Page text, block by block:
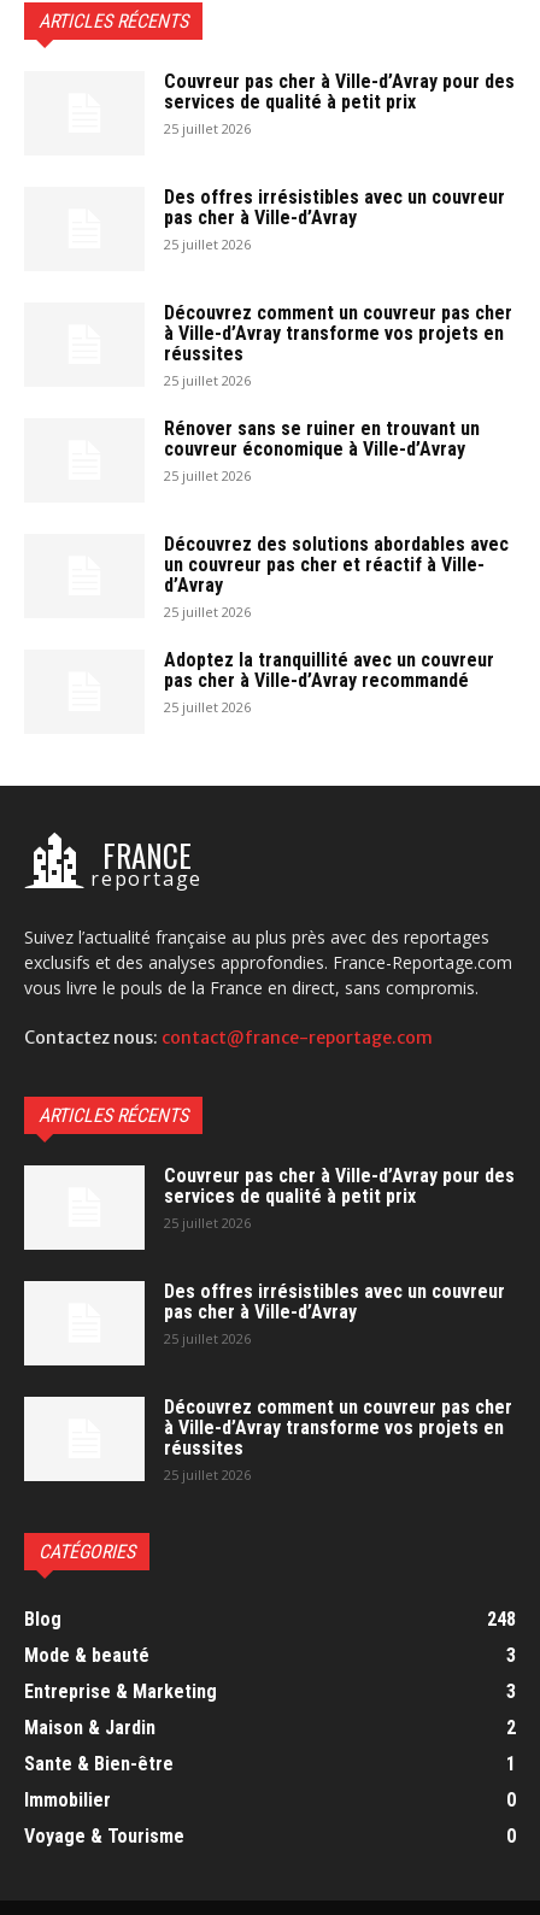
ARTICLES RÉCENTS
Couvreur pas cher à Ville-d’Avray pour des
services de qualité à petit prix
25 juillet 2026
Des offres irrésistibles avec un couvreur
pas cher à Ville-d’Avray
25 juillet 2026
Découvrez comment un couvreur pas cher
à Ville-d’Avray transforme vos projets en
réussites
25 juillet 2026
Rénover sans se ruiner en trouvant un
couvreur économique à Ville-d’Avray
25 juillet 2026
Découvrez des solutions abordables avec
un couvreur pas cher et réactif à Ville-
d’Avray
25 juillet 2026
Adoptez la tranquillité avec un couvreur
pas cher à Ville-d’Avray recommandé
25 juillet 2026
FRANCE
reportage
Suivez l’actualité française au plus près avec des reportages
exclusifs et des analyses approfondies. France-Reportage.com
vous livre le pouls de la France en direct, sans compromis.
Contactez nous: contact@france-reportage.com
ARTICLES RÉCENTS
Couvreur pas cher à Ville-d’Avray pour des
services de qualité à petit prix
25 juillet 2026
Des offres irrésistibles avec un couvreur
pas cher à Ville-d’Avray
25 juillet 2026
Découvrez comment un couvreur pas cher
à Ville-d’Avray transforme vos projets en
réussites
25 juillet 2026
CATÉGORIES
Blog
248
Mode & beauté
3
Entreprise & Marketing
3
Maison & Jardin
2
Sante & Bien-être
1
Immobilier
0
Voyage & Tourisme
0